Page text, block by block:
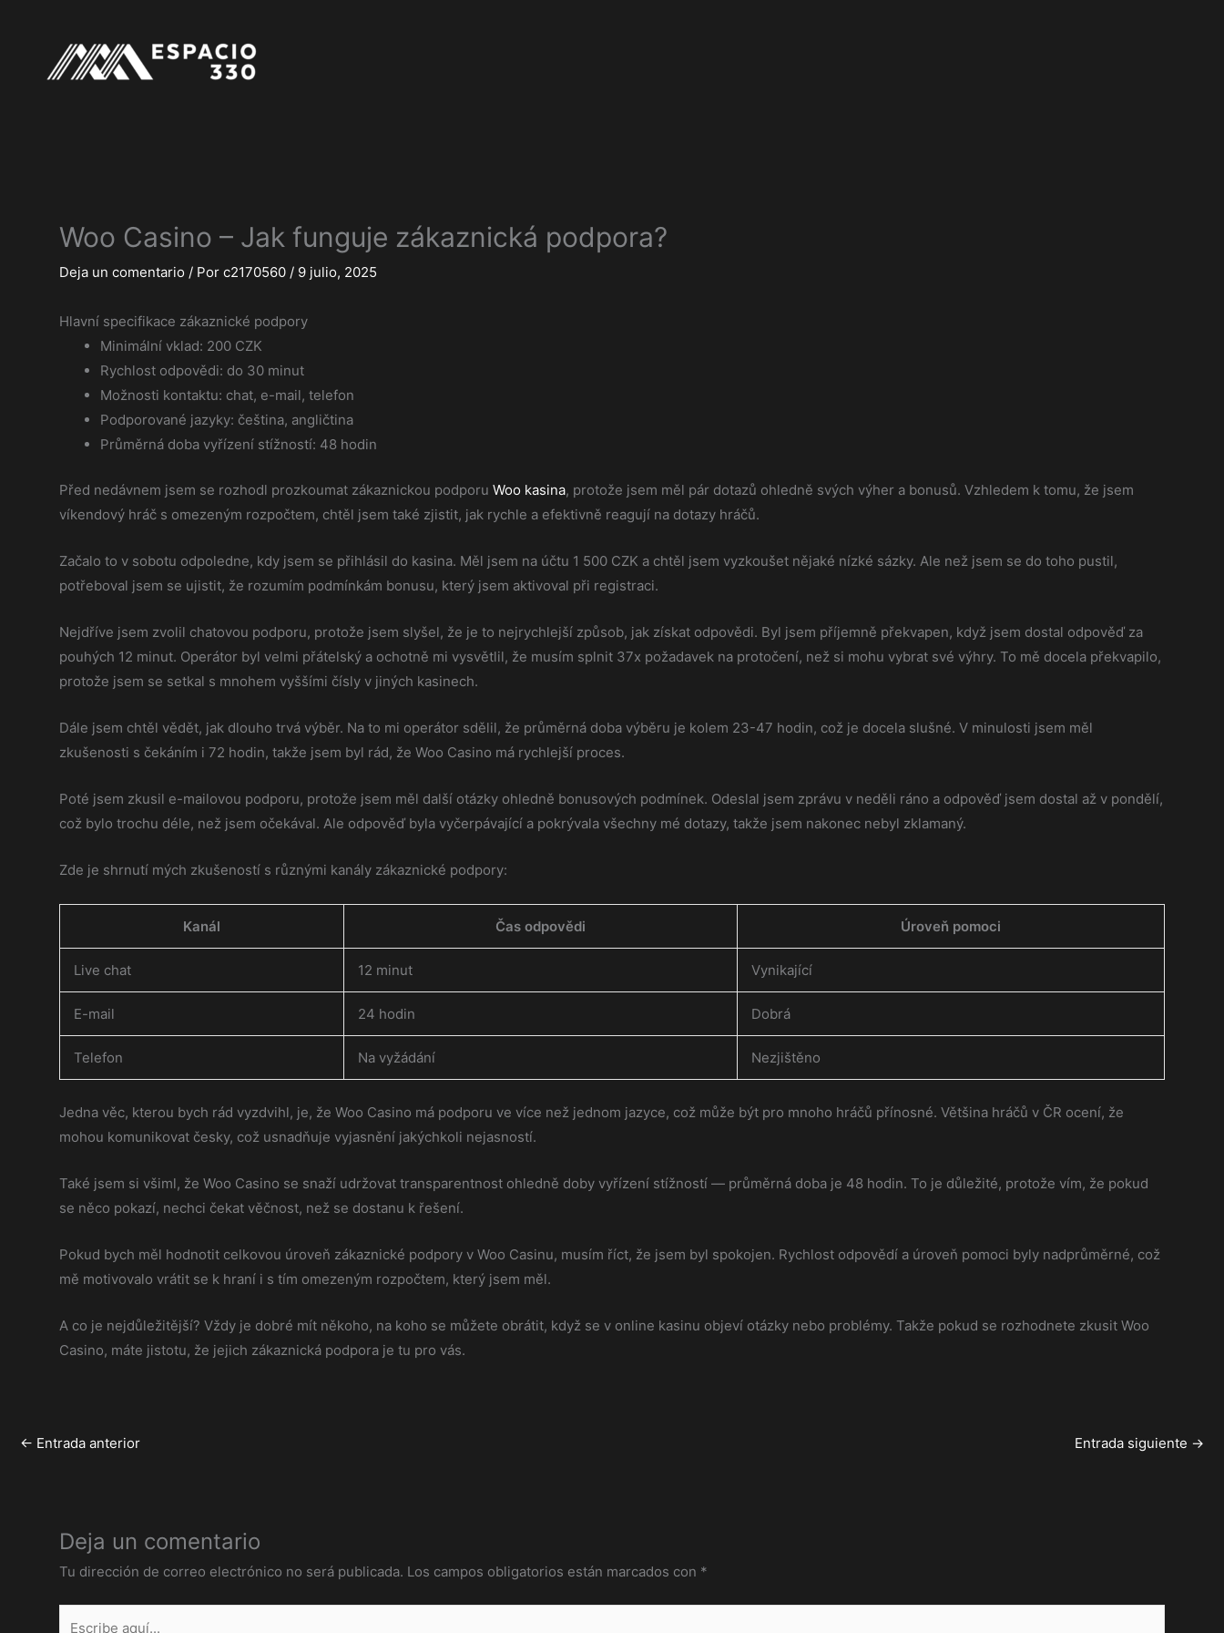
contenido
Woo Casino – Jak funguje zákaznická podpora?
Deja un comentario / Por c2170560 / 9 julio, 2025
Hlavní specifikace zákaznické podpory
Minimální vklad: 200 CZK
Rychlost odpovědi: do 30 minut
Možnosti kontaktu: chat, e-mail, telefon
Podporované jazyky: čeština, angličtina
Průměrná doba vyřízení stížností: 48 hodin
Před nedávnem jsem se rozhodl prozkoumat zákaznickou podporu Woo kasina, protože jsem měl pár dotazů ohledně svých výher a bonusů. Vzhledem k tomu, že jsem
víkendový hráč s omezeným rozpočtem, chtěl jsem také zjistit, jak rychle a efektivně reagují na dotazy hráčů.
Začalo to v sobotu odpoledne, kdy jsem se přihlásil do kasina. Měl jsem na účtu 1 500 CZK a chtěl jsem vyzkoušet nějaké nízké sázky. Ale než jsem se do toho pustil,
potřeboval jsem se ujistit, že rozumím podmínkám bonusu, který jsem aktivoval při registraci.
Nejdříve jsem zvolil chatovou podporu, protože jsem slyšel, že je to nejrychlejší způsob, jak získat odpovědi. Byl jsem příjemně překvapen, když jsem dostal odpověď za
pouhých 12 minut. Operátor byl velmi přátelský a ochotně mi vysvětlil, že musím splnit 37x požadavek na protočení, než si mohu vybrat své výhry. To mě docela překvapilo,
protože jsem se setkal s mnohem vyššími čísly v jiných kasinech.
Dále jsem chtěl vědět, jak dlouho trvá výběr. Na to mi operátor sdělil, že průměrná doba výběru je kolem 23-47 hodin, což je docela slušné. V minulosti jsem měl
zkušenosti s čekáním i 72 hodin, takže jsem byl rád, že Woo Casino má rychlejší proces.
Poté jsem zkusil e-mailovou podporu, protože jsem měl další otázky ohledně bonusových podmínek. Odeslal jsem zprávu v neděli ráno a odpověď jsem dostal až v pondělí,
což bylo trochu déle, než jsem očekával. Ale odpověď byla vyčerpávající a pokrývala všechny mé dotazy, takže jsem nakonec nebyl zklamaný.
Zde je shrnutí mých zkušeností s různými kanály zákaznické podpory:
Kanál Čas odpovědi Úroveň pomoci
Live chat 12 minut Vynikající
E-mail 24 hodin Dobrá
Telefon Na vyžádání Nezjištěno
Jedna věc, kterou bych rád vyzdvihl, je, že Woo Casino má podporu ve více než jednom jazyce, což může být pro mnoho hráčů přínosné. Většina hráčů v ČR ocení, že
mohou komunikovat česky, což usnadňuje vyjasnění jakýchkoli nejasností.
Také jsem si všiml, že Woo Casino se snaží udržovat transparentnost ohledně doby vyřízení stížností — průměrná doba je 48 hodin. To je důležité, protože vím, že pokud
se něco pokazí, nechci čekat věčnost, než se dostanu k řešení.
Pokud bych měl hodnotit celkovou úroveň zákaznické podpory v Woo Casinu, musím říct, že jsem byl spokojen. Rychlost odpovědí a úroveň pomoci byly nadprůměrné, což
mě motivovalo vrátit se k hraní i s tím omezeným rozpočtem, který jsem měl.
A co je nejdůležitější? Vždy je dobré mít někoho, na koho se můžete obrátit, když se v online kasinu objeví otázky nebo problémy. Takže pokud se rozhodnete zkusit Woo
Casino, máte jistotu, že jejich zákaznická podpora je tu pro vás.
← Entrada anterior Entrada siguiente →
Deja un comentario
Tu dirección de correo electrónico no será publicada. Los campos obligatorios están marcados con *